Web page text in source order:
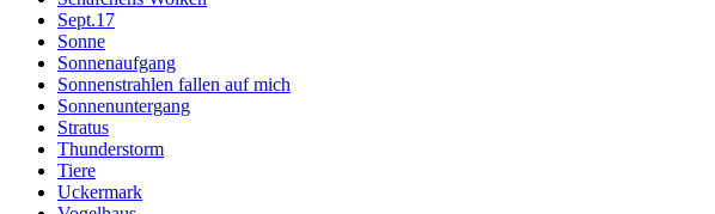
Sept.17
Sonne
Sonnenaufgang
Sonnenstrahlen fallen auf mich
Sonnenuntergang
Stratus
Thunderstorm
Tiere
Uckermark